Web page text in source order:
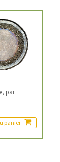
par
panier